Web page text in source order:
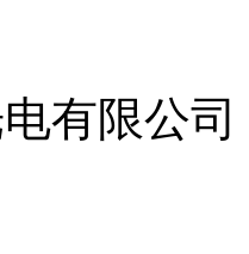
有限公司